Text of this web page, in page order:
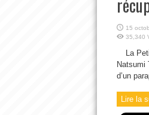
15
35,340
La
d’un
Lire la